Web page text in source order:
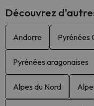
Découvrez
Andorre Pyrénées
Pyrénées aragonaises
Alpes du Nord